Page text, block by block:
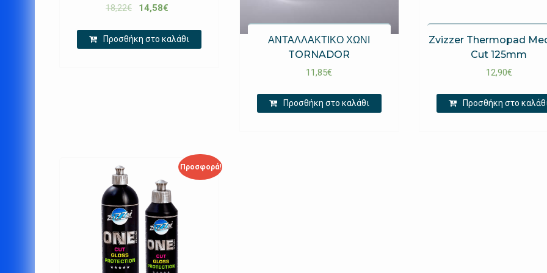
18,22€ 14,58€
Προσθήκη στο καλάθι
ΑΝΤΑΛΛΑΚΤΙΚΟ ΧΩΝΙ
TORNADOR
11,85€
Προσθήκη στο καλάθι
Zvizzer Thermopad
Cut 125mm
12,90€
Προσθήκη στο
Προσφορά!